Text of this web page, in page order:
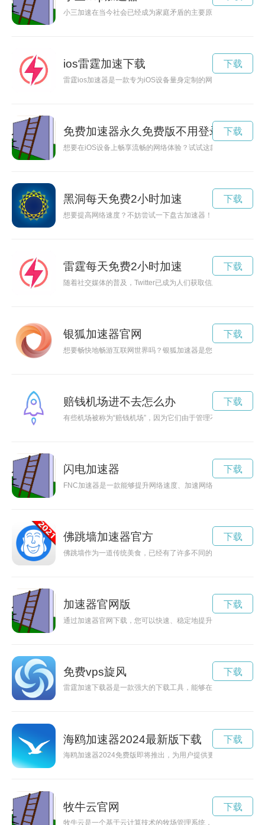
小三加速在当今社会已经成为家庭矛盾的主要原因之一，爱情
ios雷霆加速下载
雷霆ios加速器是一款专为iOS设备量身定制的网络加速器，能
下载
免费加速器永久免费版不用登录海外
想要在iOS设备上畅享流畅的网络体验？试试这款永久免费版的
下载
黑洞每天免费2小时加速
想要提高网络速度？不妨尝试一下盘古加速器！本文介绍盘古
下载
雷霆每天免费2小时加速
随着社交媒体的普及，Twitter已成为人们获取信息、传播观点
下载
银狐加速器官网
想要畅快地畅游互联网世界吗？银狐加速器是您的不二选择！
下载
赔钱机场进不去怎么办
有些机场被称为“赔钱机场”，因为它们由于管理不善、服务质量
下载
闪电加速器
FNC加速器是一款能够提升网络速度、加速网络连接的工具。
下载
佛跳墙加速器官方
佛跳墙作为一道传统美食，已经有了许多不同的变种。现在加
下载
加速器官网版
通过加速器官网下载，您可以快速、稳定地提升网络连接速度
下载
免费vps旋风
雷霆加速下载器是一款强大的下载工具，能够在短时间内完成下
下载
海鸥加速器2024最新版下载
海鸥加速器2024免费版即将推出，为用户提供更快速的上网体
下载
牧牛云官网
牧牛云是一个基于云计算技术的牧场管理系统，通过数字化、
下载